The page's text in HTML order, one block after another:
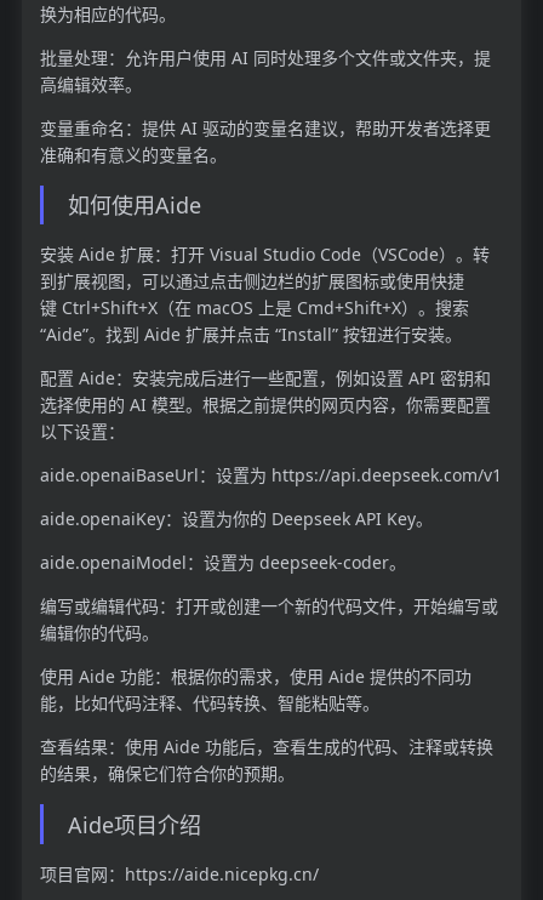
换为相应的代码。
批量处理：允许用户使用 AI 同时处理多个文件或文件夹，提
高编辑效率。
变量重命名：提供 AI 驱动的变量名建议，帮助开发者选择更
准确和有意义的变量名。
如何使用Aide
安装 Aide 扩展：打开 Visual Studio Code（VSCode）。转
到扩展视图，可以通过点击侧边栏的扩展图标或使用快捷
键 Ctrl+Shift+X（在 macOS 上是 Cmd+Shift+X）。搜索
“Aide”。找到 Aide 扩展并点击 “Install” 按钮进行安装。
配置 Aide：安装完成后进行一些配置，例如设置 API 密钥和
选择使用的 AI 模型。根据之前提供的网页内容，你需要配置
以下设置：
aide.openaiBaseUrl：设置为 https://api.deepseek.com/v1
aide.openaiKey：设置为你的 Deepseek API Key。
aide.openaiModel：设置为 deepseek-coder。
编写或编辑代码：打开或创建一个新的代码文件，开始编写或
编辑你的代码。
使用 Aide 功能：根据你的需求，使用 Aide 提供的不同功
能，比如代码注释、代码转换、智能粘贴等。
查看结果：使用 Aide 功能后，查看生成的代码、注释或转换
的结果，确保它们符合你的预期。
Aide项目介绍
项目官网：https://aide.nicepkg.cn/